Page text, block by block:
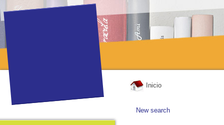
Inicio
New search